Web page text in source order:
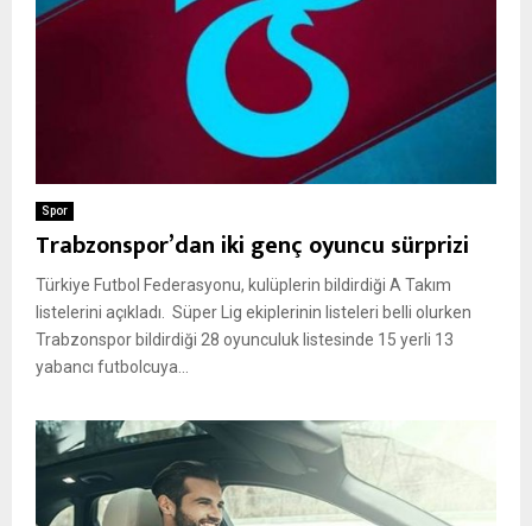
Spor
Trabzonspor’dan iki genç oyuncu sürprizi
Türkiye Futbol Federasyonu, kulüplerin bildirdiği A Takım
listelerini açıkladı. Süper Lig ekiplerinin listeleri belli olurken
Trabzonspor bildirdiği 28 oyunculuk listesinde 15 yerli 13
yabancı futbolcuya...